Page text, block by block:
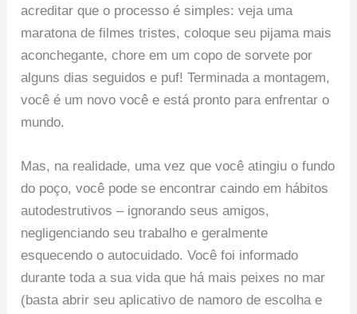
acreditar que o processo é simples: veja uma
maratona de filmes tristes, coloque seu pijama mais
aconchegante, chore em um copo de sorvete por
alguns dias seguidos e puf! Terminada a montagem,
você é um novo você e está pronto para enfrentar o
mundo.
Mas, na realidade, uma vez que você atingiu o fundo
do poço, você pode se encontrar caindo em hábitos
autodestrutivos – ignorando seus amigos,
negligenciando seu trabalho e geralmente
esquecendo o autocuidado. Você foi informado
durante toda a sua vida que há mais peixes no mar
(basta abrir seu aplicativo de namoro de escolha e